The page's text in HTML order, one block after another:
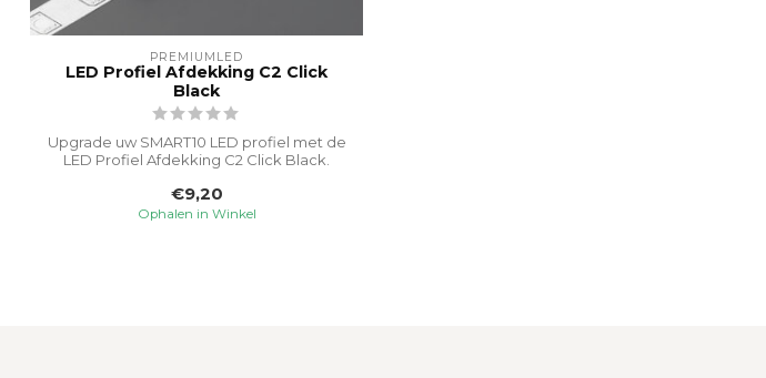
PREMIUMLED
LED Profiel Afdekking C2 Click
Black
Upgrade uw SMART10 LED profiel met de
LED Profiel Afdekking C2 Click Black.
€9,20
Ophalen in Winkel